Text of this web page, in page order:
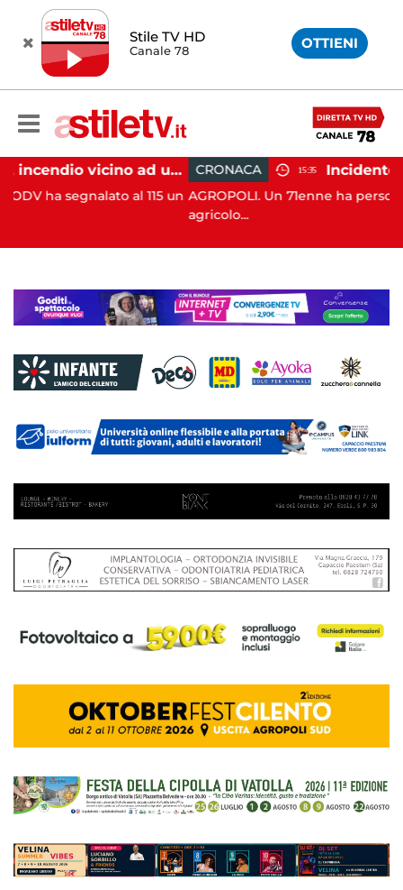
Stile TV HD
Canale 78 OTTIENI
Salerno, incendio vicino ad un traliccio: tempestivi i soccorsi
al 115 un
CRONACA 15:35
AGROPOLI. Un 71enne ha perso la vita in un